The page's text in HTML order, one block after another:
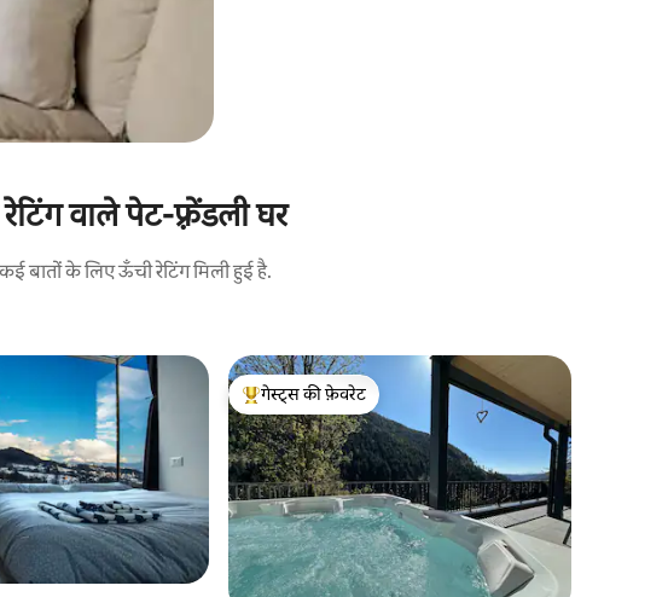
वाले पेट-फ़्रेंडली घर
के लिए ऊँची रेटिंग मिली हुई है.
गेस्ट्स का टॉप फ़ेवरेट
गेस्ट्स की फ़ेवरेट